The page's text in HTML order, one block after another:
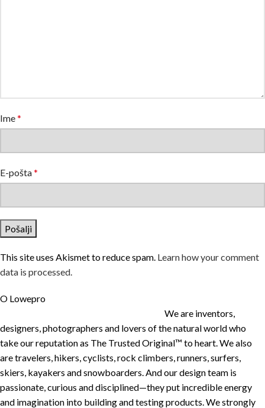
Ime*
E-pošta*
This site uses Akismet to reduce spam. Learn how your comment
data is processed.
O Lowepro
We are inventors,
designers, photographers and lovers of the natural world who
take our reputation as The Trusted Original™ to heart. We also
are travelers, hikers, cyclists, rock climbers, runners, surfers,
skiers, kayakers and snowboarders. And our design team is
passionate, curious and disciplined—they put incredible energy
and imagination into building and testing products. We strongly